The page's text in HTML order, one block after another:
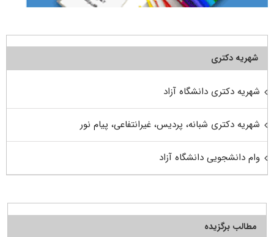
شهریه دکتری
شهریه دکتری دانشگاه آزاد
شهریه دکتری شبانه، پردیس، غیرانتفاعی، پیام نور
وام دانشجویی دانشگاه آزاد
مطالب برگزیده